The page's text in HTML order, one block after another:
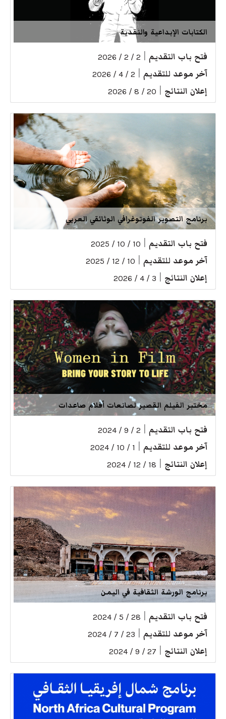
الكتابات الإبداعية والنقدية
فتح باب التقديم 2 / 2 / 2026
آخر موعد للتقديم 2 / 4 / 2026
إعلان النتائج 20 / 8 / 2026
برنامج التصوير الفوتوغرافي الوثائقي العربي
فتح باب التقديم 10 / 10 / 2025
آخر موعد للتقديم 10 / 12 / 2025
إعلان النتائج 3 / 4 / 2026
مختبر الفيلم القصير لصانعات أفلام صاعدات
فتح باب التقديم 2 / 9 / 2024
آخر موعد للتقديم 1 / 10 / 2024
إعلان النتائج 18 / 12 / 2024
برنامج الورشة الثقافية في اليمن
فتح باب التقديم 28 / 5 / 2024
آخر موعد للتقديم 23 / 7 / 2024
إعلان النتائج 27 / 9 / 2024